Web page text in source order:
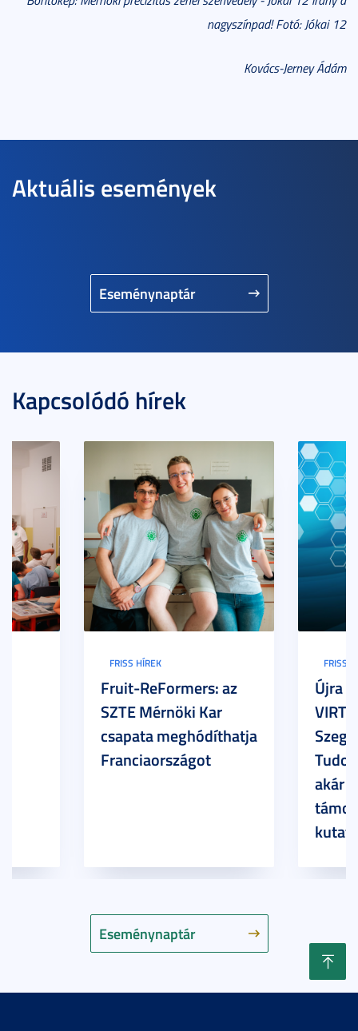
nagyszínpad! Fotó: Jókai 12
Kovács-Jerney Ádám
Aktuális események
Eseménynaptár
Kapcsolódó hírek
Eseménynaptár
FRISS HÍREK
Fruit-ReFormers: az
SZTE Mérnöki Kar
csapata meghódíthatja
Franciaországot
FRISS
Újra
akár